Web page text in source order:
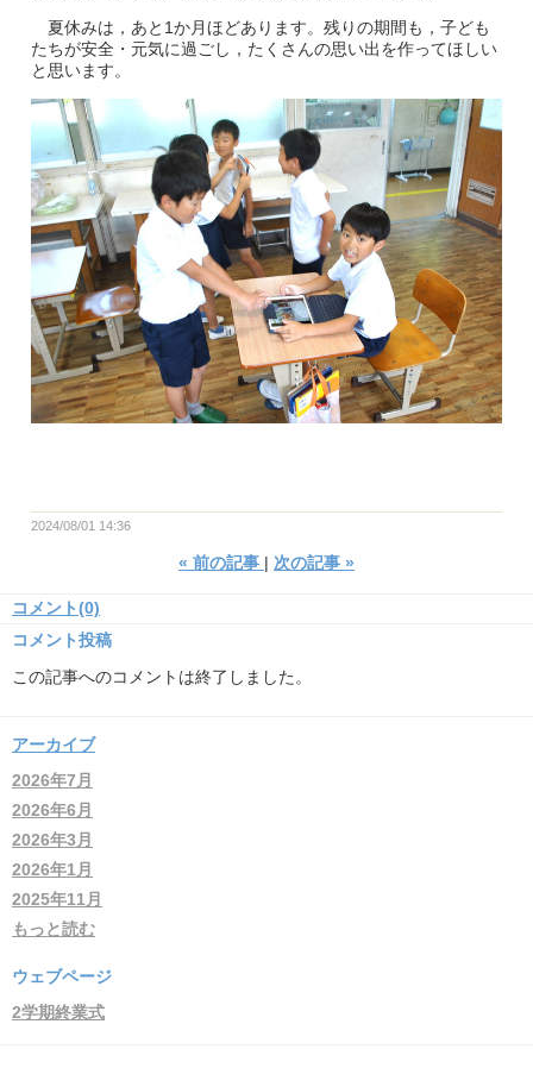
夏休みは，あと1か月ほどあります。残りの期間も，子ども
たちが安全・元気に過ごし，たくさんの思い出を作ってほしい
と思います。
2024/08/01 14:36
« 前の記事 次の記事 »
コメント(0)
コメント投稿
この記事へのコメントは終了しました。
アーカイブ
2026年7月
2026年6月
2026年3月
2026年1月
2025年11月
もっと読む
ウェブページ
2学期終業式